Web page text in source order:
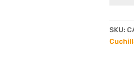
x
35
SKU: